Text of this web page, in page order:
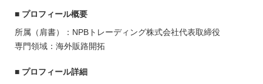
■ プロフィール概要
所属（肩書）：NPBトレーディング株式会社代表取締役
専門領域：海外販路開拓
■ プロフィール詳細